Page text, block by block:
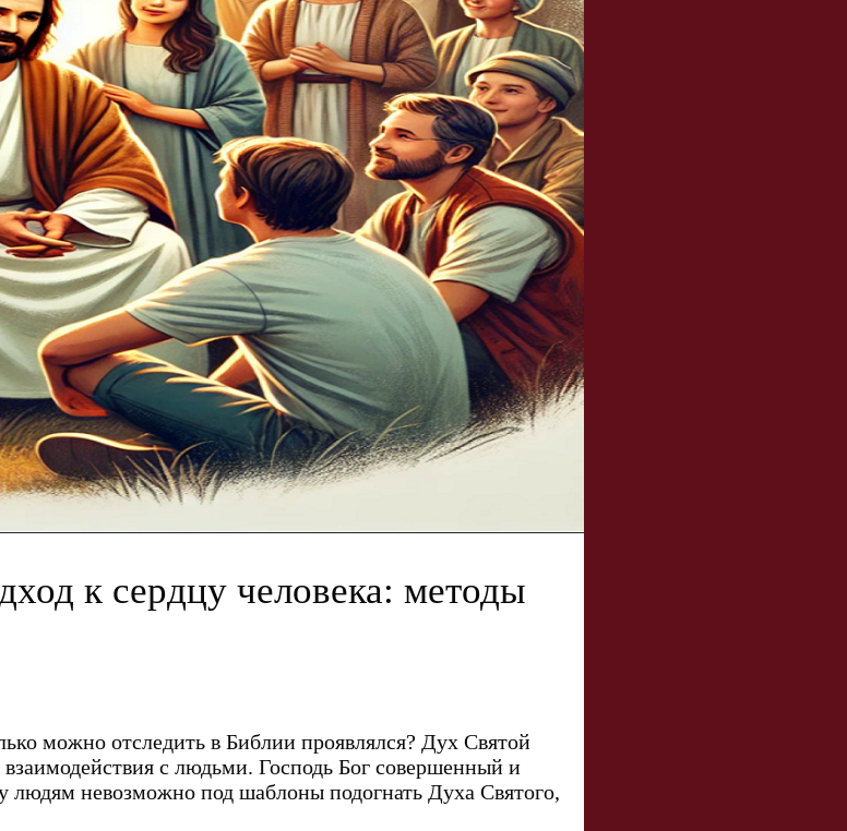
к сердцу человека: методы
можно отследить в Библии проявлялся? Дух Святой
с людьми. Господь Бог совершенный и
невозможно под шаблоны подогнать Духа Святого,